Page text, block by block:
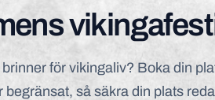
för vikingaliv? Boka din
så säkra din plats